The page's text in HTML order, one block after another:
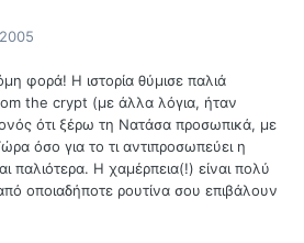
φορά! Η ιστορία θύμισε παλιά
the crypt (με άλλα λόγια, ήταν
ότι ξέρω τη Νατάσα προσωπικά, με
όσο για το τι αντιπροσωπεύει η
παλιότερα. Η χαμέρπεια(!) είναι πολύ
οποιαδήποτε ρουτίνα σου επιβάλουν